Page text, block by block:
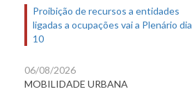
Proibição de recursos a entidades
ligadas a ocupações vai a Plenário dia
10
06/08/2026
MOBILIDADE URBANA